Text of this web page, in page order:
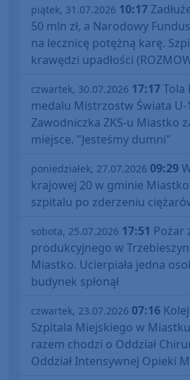
piątek, 31.07.2026 10:17
50 mln zł, a Narodowy
na lecznicę potężną karę.
krawędzi upadłości
czwartek, 30.07.2026 17:17Tola
medalu Mistrzostw Świata U-
Zawodniczka ZKS-u Miastko
miejsce. "Jesteśmy dumni"
poniedziałek, 27.07.2026 09:29
krajowej 20 w gminie
szpitalu po zderzeniu
sobota, 25.07.2026 17:51 Pożar
produkcyjnego w
Miastko. Ucierpiała jedna
budynek spłonął
czwartek, 23.07.2026 07:16
Szpitala Miejskiego w
razem chodzi o Oddział
Oddział Intensywnej Opieki